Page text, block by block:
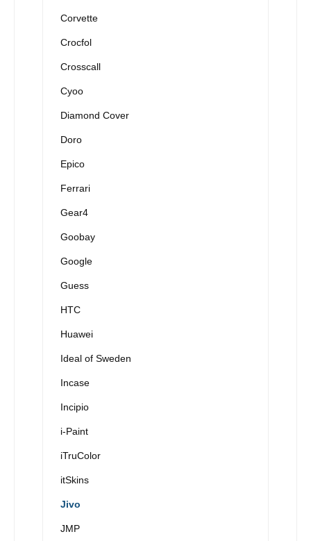
Corvette
Crocfol
Crosscall
Cyoo
Diamond Cover
Doro
Epico
Ferrari
Gear4
Goobay
Google
Guess
HTC
Huawei
Ideal of Sweden
Incase
Incipio
i-Paint
iTruColor
itSkins
Jivo
JMP